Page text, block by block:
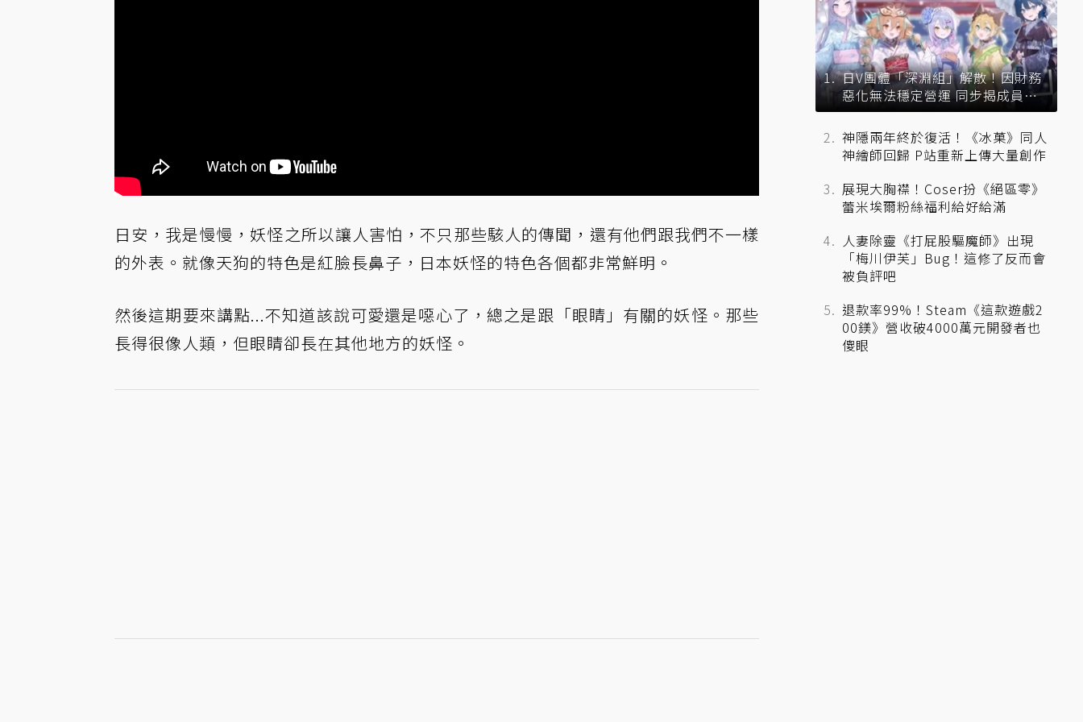
日安，我是慢慢，妖怪之所以讓人害怕，不只那些駭人的傳聞，還有他們跟我們不一樣
的外表。就像天狗的特色是紅臉長鼻子，日本妖怪的特色各個都非常鮮明。
然後這期要來講點...不知道該說可愛還是噁心了，總之是跟「眼睛」有關的妖怪。那些
長得很像人類，但眼睛卻長在其他地方的妖怪。
日V團體「深淵組」解散！因財務
惡化無法穩定營運 同步揭成員未
來去向
神隱兩年終於復活！《冰菓》同人
神繪師回歸 P站重新上傳大量創作
展現大胸襟！Coser扮《絕區零》
蕾米埃爾粉絲福利給好給滿
人妻除靈《打屁股驅魔師》出現
「梅川伊芙」Bug！這修了反而會
被負評吧
退款率99%！Steam《這款遊戲2
00鎂》營收破4000萬元開發者也
傻眼